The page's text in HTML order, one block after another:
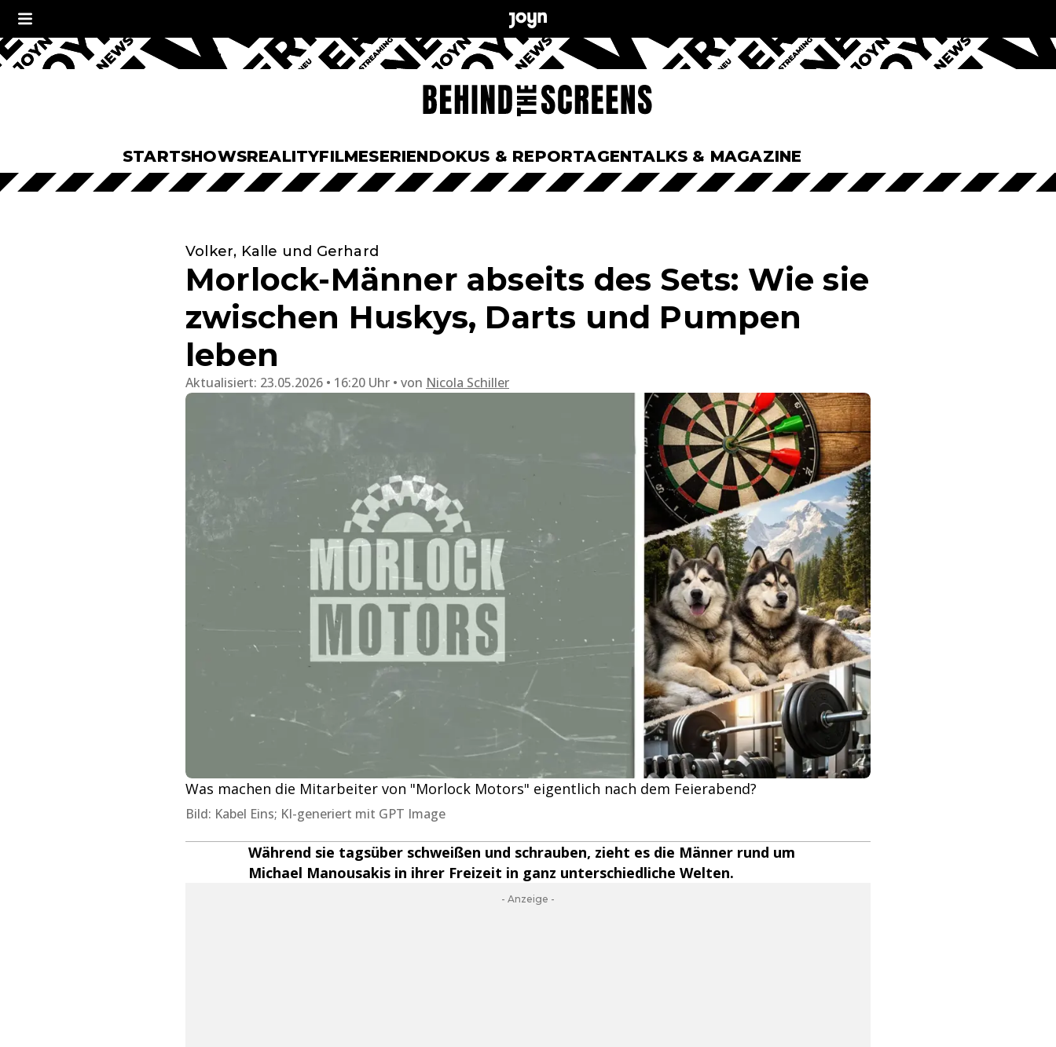
STARTSHOWSREALITYFILMESERIENDOKUS & REPORTAGENTALKS & MAGAZINE
Volker, Kalle und Gerhard
Morlock-Männer abseits des Sets: Wie sie
zwischen Huskys, Darts und Pumpen
leben
Aktualisiert: 23.05.2026 • 16:20 Uhr von Nicola Schiller
Was machen die Mitarbeiter von "Morlock Motors" eigentlich nach dem Feierabend?
Bild: Kabel Eins; KI-generiert mit GPT Image
Während sie tagsüber schweißen und schrauben, zieht es die Männer rund um
Michael Manousakis in ihrer Freizeit in ganz unterschiedliche Welten.
- Anzeige -